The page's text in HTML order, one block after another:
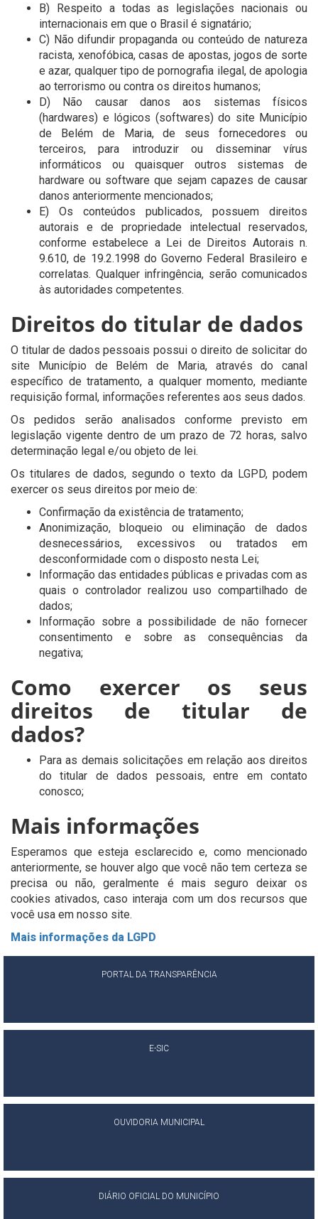
B) Respeito a todas as legislações nacionais ou
internacionais em que o Brasil é signatário;
C) Não difundir propaganda ou conteúdo de natureza
racista, xenofóbica, casas de apostas, jogos de sorte
e azar, qualquer tipo de pornografia ilegal, de apologia
ao terrorismo ou contra os direitos humanos;
D) Não causar danos aos sistemas físicos
(hardwares) e lógicos (softwares) do site Município
de Belém de Maria, de seus fornecedores ou
terceiros, para introduzir ou disseminar vírus
informáticos ou quaisquer outros sistemas de
hardware ou software que sejam capazes de causar
danos anteriormente mencionados;
E) Os conteúdos publicados, possuem direitos
autorais e de propriedade intelectual reservados,
conforme estabelece a Lei de Direitos Autorais n.
9.610, de 19.2.1998 do Governo Federal Brasileiro e
correlatas. Qualquer infringência, serão comunicados
às autoridades competentes.
Direitos do titular de dados
O titular de dados pessoais possui o direito de solicitar do
site Município de Belém de Maria, através do canal
específico de tratamento, a qualquer momento, mediante
requisição formal, informações referentes aos seus dados.
Os pedidos serão analisados conforme previsto em
legislação vigente dentro de um prazo de 72 horas, salvo
determinação legal e/ou objeto de lei.
Os titulares de dados, segundo o texto da LGPD, podem
exercer os seus direitos por meio de:
Confirmação da existência de tratamento;
Anonimização, bloqueio ou eliminação de dados
desnecessários, excessivos ou tratados em
desconformidade com o disposto nesta Lei;
Informação das entidades públicas e privadas com as
quais o controlador realizou uso compartilhado de
dados;
Informação sobre a possibilidade de não fornecer
consentimento e sobre as consequências da
negativa;
Como exercer os seus
direitos de titular de
dados?
Para as demais solicitações em relação aos direitos
do titular de dados pessoais, entre em contato
conosco;
Mais informações
Esperamos que esteja esclarecido e, como mencionado
anteriormente, se houver algo que você não tem certeza se
precisa ou não, geralmente é mais seguro deixar os
cookies ativados, caso interaja com um dos recursos que
você usa em nosso site.
Mais informações da LGPD
PORTAL DA TRANSPARÊNCIA
E-SIC
OUVIDORIA MUNICIPAL
DIÁRIO OFICIAL DO MUNICÍPIO